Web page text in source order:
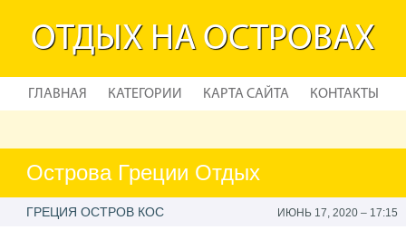
ОТДЫХ НА ОСТРОВАХ
ГЛАВНАЯ КАТЕГОРИИ КАРТА САЙТА КОНТАКТЫ
Острова Греции Отдых
ГРЕЦИЯ ОСТРОВ КОС ИЮНЬ 17, 2020 – 17:15